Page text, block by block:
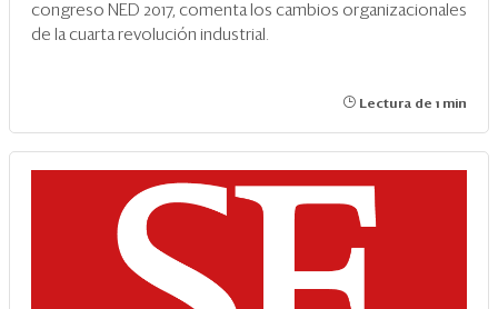
congreso NED 2017, comenta los cambios organizacionales
de la cuarta revolución industrial.
Lectura de 1 min